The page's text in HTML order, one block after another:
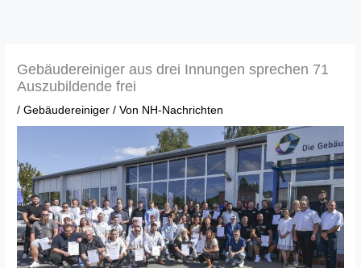
Gebäudereiniger aus drei Innungen sprechen 71
Auszubildende frei
/Gebäudereiniger / Von NH-Nachrichten